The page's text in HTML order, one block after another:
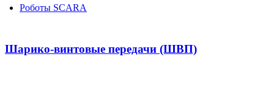
Роботы SCARA
Шарико-винтовые передачи (ШВП)